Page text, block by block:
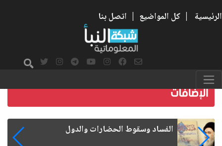
الرئيسية | كل المواضيع | اتصل بنا
رواتب الموظفين على صفيح ساخن